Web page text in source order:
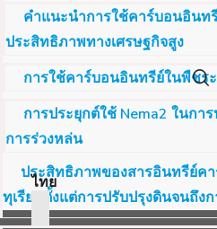
ไทย
คำแนะนำการใช้คาร์บอนอินท
ประสิทธิภาพทางเศรษฐกิจสูง
การใช้คาร์บอนอินทรีย์ในพืชร
การประยุกต์ใช้ Nema2 ในกา
การร่วงหล่น
ประสิทธิภาพของสารอินทรีย์คา
ทุเรียนตั้งแต่การปรับปรุงดินจนถึง